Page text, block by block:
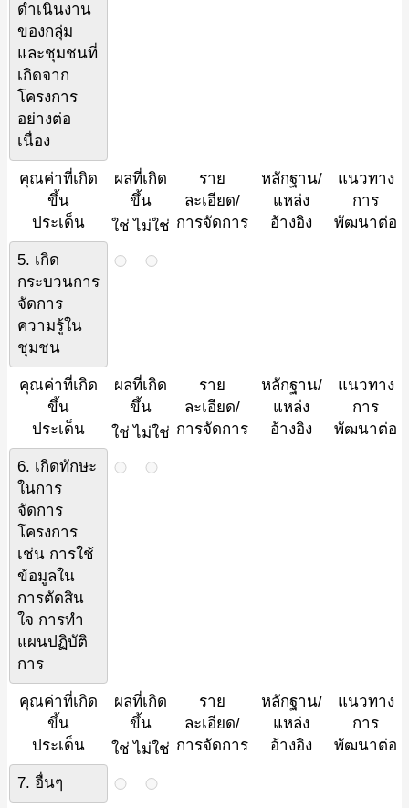
ดำเนินงาน
ของกลุ่ม
และชุมชนที่
เกิดจาก
โครงการ
อย่างต่อ
เนื่อง
คุณค่าที่เกิด
ขึ้น
ประเด็น
ผลที่เกิด
ขึ้น
ราย
ละเอียด/
การจัดการ
หลักฐาน/
แหล่ง
อ้างอิง
แนวทาง
การ
พัฒนาต่อ
ใช่ ไม่ใช่
5. เกิด
กระบวนการ
จัดการ
ความรู้ใน
ชุมชน
คุณค่าที่เกิด
ขึ้น
ประเด็น
ผลที่เกิด
ขึ้น
ราย
ละเอียด/
การจัดการ
หลักฐาน/
แหล่ง
อ้างอิง
แนวทาง
การ
พัฒนาต่อ
ใช่ ไม่ใช่
6. เกิดทักษะ
ในการ
จัดการ
โครงการ
เช่น การใช้
ข้อมูลใน
การตัดสิน
ใจ การทำ
แผนปฏิบัติ
การ
คุณค่าที่เกิด
ขึ้น
ประเด็น
ผลที่เกิด
ขึ้น
ราย
ละเอียด/
การจัดการ
หลักฐาน/
แหล่ง
อ้างอิง
แนวทาง
การ
พัฒนาต่อ
ใช่ ไม่ใช่
7. อื่นๆ